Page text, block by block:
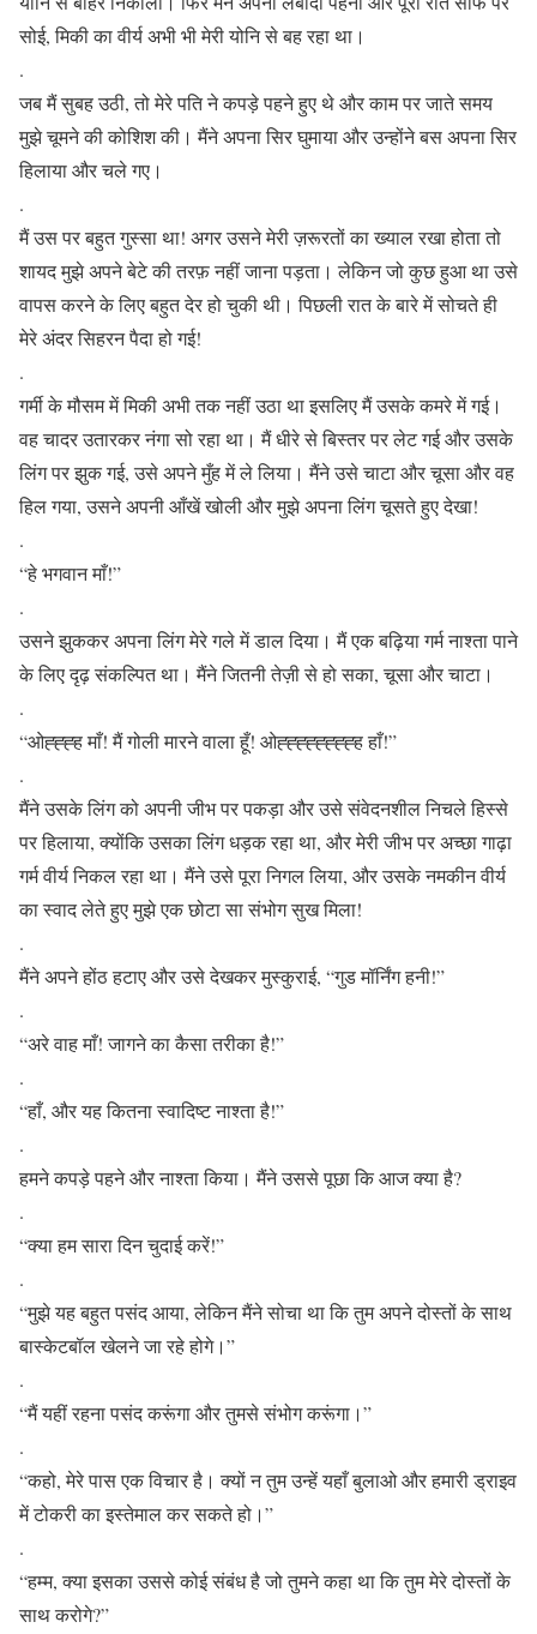
सोई, मिकी का वीर्य अभी भी मेरी योनि से बह रहा था।
.
जब मैं सुबह उठी, तो मेरे पति ने कपड़े पहने हुए थे और काम पर जाते समय
मुझे चूमने की कोशिश की। मैंने अपना सिर घुमाया और उन्होंने बस अपना सिर
हिलाया और चले गए।
.
मैं उस पर बहुत गुस्सा था! अगर उसने मेरी ज़रूरतों का ख्याल रखा होता तो
शायद मुझे अपने बेटे की तरफ़ नहीं जाना पड़ता। लेकिन जो कुछ हुआ था उसे
वापस करने के लिए बहुत देर हो चुकी थी। पिछली रात के बारे में सोचते ही
मेरे अंदर सिहरन पैदा हो गई!
.
गर्मी के मौसम में मिकी अभी तक नहीं उठा था इसलिए मैं उसके कमरे में गई।
वह चादर उतारकर नंगा सो रहा था। मैं धीरे से बिस्तर पर लेट गई और उसके
लिंग पर झुक गई, उसे अपने मुँह में ले लिया। मैंने उसे चाटा और चूसा और वह
हिल गया, उसने अपनी आँखें खोली और मुझे अपना लिंग चूसते हुए देखा!
.
“हे भगवान माँ!”
.
उसने झुककर अपना लिंग मेरे गले में डाल दिया। मैं एक बढ़िया गर्म नाश्ता पाने
के लिए दृढ़ संकल्पित था। मैंने जितनी तेज़ी से हो सका, चूसा और चाटा।
.
“ओह्ह्ह्ह माँ! मैं गोली मारने वाला हूँ! ओह्ह्ह्ह्ह्ह्ह्ह्ह हाँ!”
.
मैंने उसके लिंग को अपनी जीभ पर पकड़ा और उसे संवेदनशील निचले हिस्से
पर हिलाया, क्योंकि उसका लिंग धड़क रहा था, और मेरी जीभ पर अच्छा गाढ़ा
गर्म वीर्य निकल रहा था। मैंने उसे पूरा निगल लिया, और उसके नमकीन वीर्य
का स्वाद लेते हुए मुझे एक छोटा सा संभोग सुख मिला!
.
मैंने अपने होंठ हटाए और उसे देखकर मुस्कुराई, “गुड मॉर्निंग हनी!”
.
“अरे वाह माँ! जागने का कैसा तरीका है!”
.
“हाँ, और यह कितना स्वादिष्ट नाश्ता है!”
.
हमने कपड़े पहने और नाश्ता किया। मैंने उससे पूछा कि आज क्या है?
.
“क्या हम सारा दिन चुदाई करें!”
.
“मुझे यह बहुत पसंद आया, लेकिन मैंने सोचा था कि तुम अपने दोस्तों के साथ
बास्केटबॉल खेलने जा रहे होगे।”
.
“मैं यहीं रहना पसंद करूंगा और तुमसे संभोग करूंगा।”
.
“कहो, मेरे पास एक विचार है। क्यों न तुम उन्हें यहाँ बुलाओ और हमारी ड्राइव
में टोकरी का इस्तेमाल कर सकते हो।”
.
“हम्म, क्या इसका उससे कोई संबंध है जो तुमने कहा था कि तुम मेरे दोस्तों के
साथ करोगे?”